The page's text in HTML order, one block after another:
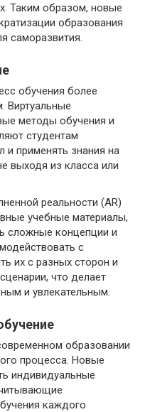
Таким образом, новые
образования
саморазвития.
обучения более
Виртуальные
методы обучения и
студентам
и применять знания на
выходя из класса или
реальности (AR)
учебные материалы,
сложные концепции и
с
их с разных сторон и
что делает
и увлекательным.
образовании
процесса. Новые
индивидуальные
каждого